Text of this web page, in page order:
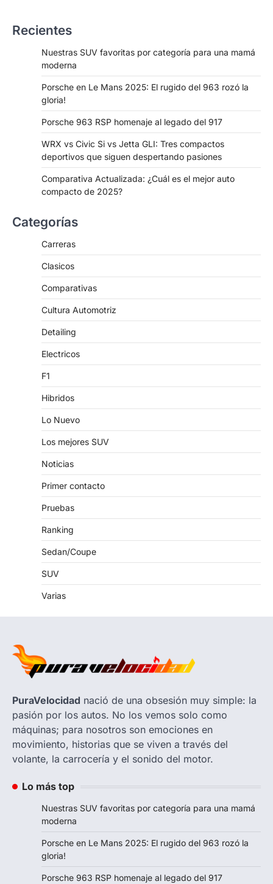
Recientes
Nuestras SUV favoritas por categoría para una mamá
moderna
Porsche en Le Mans 2025: El rugido del 963 rozó la
gloria!
Porsche 963 RSP homenaje al legado del 917
WRX vs Civic Si vs Jetta GLI: Tres compactos
deportivos que siguen despertando pasiones
Comparativa Actualizada: ¿Cuál es el mejor auto
compacto de 2025?
Categorías
Carreras
Clasicos
Comparativas
Cultura Automotriz
Detailing
Electricos
F1
Hibridos
Lo Nuevo
Los mejores SUV
Noticias
Primer contacto
Pruebas
Ranking
Sedan/Coupe
SUV
Varias
PuraVelocidad nació de una obsesión muy simple: la
pasión por los autos. No los vemos solo como
máquinas; para nosotros son emociones en
movimiento, historias que se viven a través del
volante, la carrocería y el sonido del motor.
Lo más top
Nuestras SUV favoritas por categoría para una mamá
moderna
Porsche en Le Mans 2025: El rugido del 963 rozó la
gloria!
Porsche 963 RSP homenaje al legado del 917